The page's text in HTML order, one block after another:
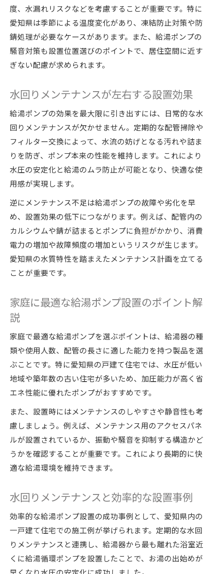
度、水漏れリスクなどを考慮することが重要です。特に
愛知県は季節による温度変化があり、凍結防止対策や防
錆処理が必要なケースがあります。また、給湯ポンプの
騒音対策も設置位置選びのポイントで、居住空間に近す
ぎない配慮が求められます。
水回りメンテナンスが左右する設置効果
給湯ポンプの効果を最大限に引き出すには、日常的な水
回りメンテナンスが欠かせません。定期的な配管掃除や
フィルター交換によって、水流の妨げとなる汚れや詰ま
りを防ぎ、ポンプ本来の性能を維持します。これにより
水圧の安定化と給湯のムラ防止が可能となり、快適な使
用感が実現します。
逆にメンテナンス不足は給湯ポンプの故障や劣化を早
め、設置効果の低下につながります。例えば、配管内の
カルシウムや錆が詰まるとポンプに負担がかかり、消費
電力の増加や故障頻度の増加というリスクが生じます。
愛知県の水質特性を踏まえたメンテナンス計画を立てる
ことが重要です。
家庭に最適な給湯ポンプ設置のポイント解
説
家庭で最適な給湯ポンプを選ぶポイントは、給湯器の種
類や使用人数、配管の長さに適した能力を持つ製品を選
ぶことです。特に愛知県の戸建て住宅では、水圧が低い
地域や築年数の古い住宅が多いため、加圧能力が高く省
エネ性能に優れたポンプがおすすめです。
また、設置時にはメンテナンスのしやすさや静音性も考
慮しましょう。例えば、メンテナンス用のアクセスパネ
ルが設置されているか、振動や騒音を抑制する構造かど
うかを確認することが重要です。これにより長期的に快
適な給湯環境を維持できます。
水回りメンテナンスと効率的な設置事例
効率的な給湯ポンプ設置の成功事例として、愛知県内の
一戸建て住宅での施工例が挙げられます。定期的な水回
りメンテナンスと連携し、給湯器から最も離れた浴室近
くに給湯循環ポンプを設置したことで、お湯の出始めが